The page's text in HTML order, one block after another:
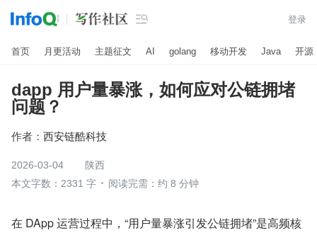
 登录
首页 月更活动 主题征文 AI golang 移动开发 Java 开源
dapp 用户量暴涨，如何应对公链拥堵
问题？
作者： 西安链酷科技
2026-03-04
陕西
本文字数：2331 字
阅读完需：约 8 分钟
在 DApp 运营过程中，“用户量暴涨引发公链拥堵”是高频核